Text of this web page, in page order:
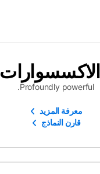
الاكسسوارات
Profoundly powerful.
معرفة المزيد
قارن النماذج